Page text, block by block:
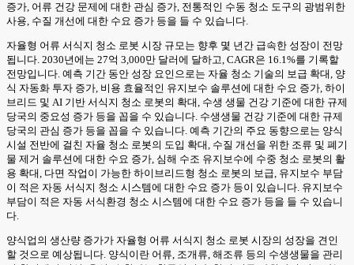
증가, 어류 건강 문제에 대한 관심 증가, 전통적인 수동 청소 도구의 광범위한
사용, 수질 개선에 대한 수요 증가 등을 들 수 있습니다.
자율형 어류 서식지 청소 로봇 시장 규모는 향후 몇 년간 급속한 성장이 전망
됩니다. 2030년에는 27억 3,000만 달러에 달하고, CAGR은 16.1%를 기록할
전망입니다. 예측 기간 동안 성장 요인으로는 자율 청소 기술의 보급 확대, 양
식 자동화 투자 증가, 비용 효율적인 유지보수 솔루션에 대한 수요 증가, 하이
브리드 및 AI 기반 서식지 청소 로봇의 확대, 수생 생물 건강 기준에 대한 규제
당국의 중요성 증가 등을 꼽을 수 있습니다. 수생생물 건강 기준에 대한 규제
당국의 관심 증가 등을 꼽을 수 있습니다. 예측 기간의 주요 동향으로는 양식
시설 전반에 걸친 자율 청소 로봇의 도입 확대, 수질 개선을 위한 조류 및 폐기
물 제거 솔루션에 대한 수요 증가, 심해 수조 유지보수에 수중 청소 로봇의 활
용 확대, 다면 작업이 가능한 하이브리드형 청소 로봇의 보급, 유지보수 부담
이 적은 자동 서식지 청소 시스템에 대한 수요 증가 등이 있습니다. 유지보수
부담이 적은 자동 서식환경 청소 시스템에 대한 수요 증가 등을 들 수 있습니
다.
양식업의 생산량 증가가 자율형 어류 서식지 청소 로봇 시장의 성장을 견인
할 것으로 예상됩니다. 양식이란 어류, 조개류, 해조류 등의 수생생물을 관리